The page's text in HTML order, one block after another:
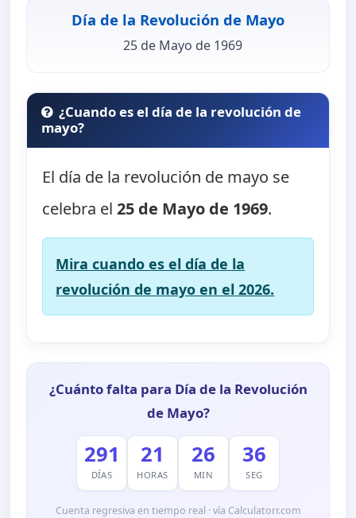
Día de la Revolución de Mayo
25 de Mayo de 1969
¿Cuando es el día de la revolución de
mayo?
El día de la revolución de mayo se
celebra el25 de Mayo de 1969.
Mira cuando es el día de la
revolución de mayo en el 2026.
¿Cuánto falta para Día de la Revolución
de Mayo?
291
DÍAS
21
HORAS
26
MIN
35
SEG
Cuenta regresiva en tiempo real · vía Calculatorr.com